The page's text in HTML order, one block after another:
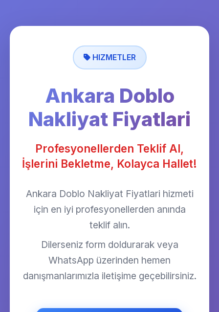
HIZMETLER
Ankara Doblo
Nakliyat Fiyatlari
Profesyonellerden Teklif Al,
İşlerini Bekletme, Kolayca Hallet!
Ankara Doblo Nakliyat Fiyatlari hizmeti
için en iyi profesyonellerden anında
teklif alın.
Dilerseniz form doldurarak veya
WhatsApp üzerinden hemen
danışmanlarımızla iletişime geçebilirsiniz.